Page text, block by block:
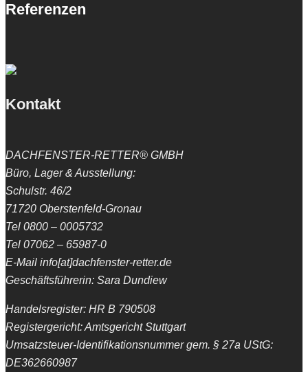
Referenzen
Kontakt
DACHFENSTER-RETTER® GMBH
Büro, Lager & Ausstellung:
Schulstr. 46/2
71720 Oberstenfeld-Gronau
Tel 0800 – 0005732
Tel 07062 – 65987-0
E-Mail info[at]dachfenster-retter.de
Geschäftsführerin: Sara Dundiew
Handelsregister: HR B 790508
Registergericht: Amtsgericht Stuttgart
Umsatzsteuer-Identifikationsnummer gem. § 27a UStG:
DE362660987